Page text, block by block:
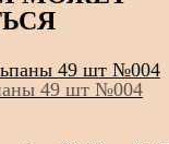
49 шт №004